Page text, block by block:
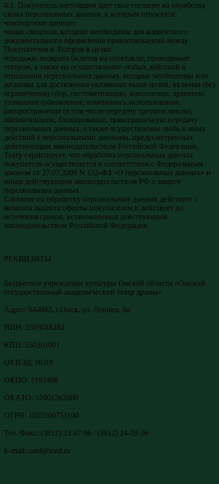
4.1. Покупатель настоящим дает свое согласие на обработку
своих персональных данных, к которым относятся:
•паспортные данные;
•иные сведения, которые необходимы для корректного
документального оформления правоотношений между
Покупателем и Театром в целях:
•продажи, возврата билетов на спектакли, проводимые
театром, а также на осуществление любых действий в
отношении персональных данных, которые необходимы или
желаемы для достижения указанных выше целей, включая (без
ограничения) сбор, систематизацию, накопление, хранение,
уточнение (обновление, изменение), использование,
распространение (в том числе передачу третьим лицам),
обезличивание, блокирование, трансграничную передачу
персональных данных, а также осуществление любых иных
действий с персональными данными, предусмотренных
действующим законодательством Российской Федерации.
Театр гарантирует, что обработка персональных данных
покупателя осуществляется в соответствии с Федеральным
законом от 27.07.2006 N 152-ФЗ «О персональных данных» и
иным действующим законодательством РФ о защите
персональных данных.
Согласие на обработку персональных данных действует с
момента акцепта оферты покупателем и действует до
истечения сроков, установленных действующим
законодательством Российской Федерации.
РЕКВИЗИТЫ
Бюджетное учреждение культуры Омской области «Омский
государственный академический театр драмы»
Адреc: 644043, г.Омск, ул. Ленина, 8а
ИНН: 5503018282
КПП: 550301001
ОКВЭД: 90.03
ОКПО: 2192498
ОКАТО: 52401382000
ОГРН: 1025500751100
Тел./Факс: (3812) 23-47-96 / (3812) 24-39-26
E-mail: oatd@mail.ru